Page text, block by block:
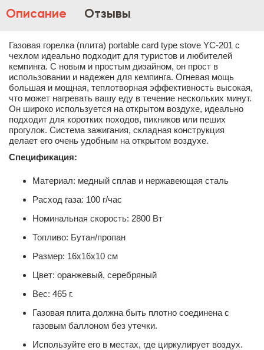
Описание Отзывы
Газовая горелка (плита) portable card type stove YC-201 с
чехлом идеально подходит для туристов и любителей
кемпинга. С новым и простым дизайном, он прост в
использовании и надежен для кемпинга. Огневая мощь
большая и мощная, теплотворная эффективность высокая,
что может нагревать вашу еду в течение нескольких минут.
Он широко используется на открытом воздухе, идеально
подходит для коротких походов, пикников или пеших
прогулок. Система зажигания, складная конструкция
делает его очень удобным на открытом воздухе.
Спецификация:
Материал: медный сплав и нержавеющая сталь
Расход газа: 100 г/час
Номинальная скорость: 2800 Вт
Топливо: Бутан/пропан
Размер: 16x16x10 см
Цвет: оранжевый, серебряный
Вес: 465 г.
Газовая плита должна быть плотно соединена с
газовым баллоном без утечки.
Используйте его в местах, где циркулирует воздух.